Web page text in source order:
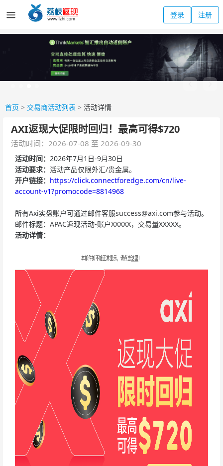
登录 注册
首页 > 交易商活动列表 > 活动详情
AXI返现大促限时回归！最高可得$720
活动时间：2026-07-08 至 2026-09-30
活动时间： 2026年7月1日-9月30日
活动要求： 活动产品仅限外汇/贵金属。
开户链接： https://click.connectforedge.com/cn/live-
account-v1?promocode=8814968
所有Axi实盘账户可通过邮件客服success@axi.com参与活动。
邮件标题：APAC返现活动-账户XXXXX，交易量XXXXX。
活动详情：